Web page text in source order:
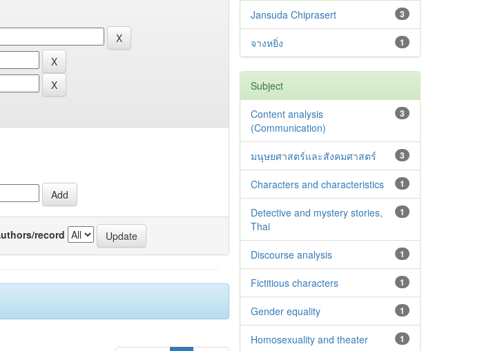
record
3
Jansuda Chiprasert
1
จางหยิ่ง
Subject
3
Content analysis
(Communication)
3
มนุษยศาสตร์และสังคมศาสตร์
1
Characters and characteristics
1
Detective and mystery stories,
Thai
1
Discourse analysis
1
Fictitious characters
1
Gender equality
1
Homosexuality and theater